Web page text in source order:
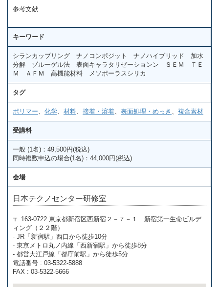
参考文献
キーワード
シランカップリング ナノコンポジット ナノハイブリッド 加水
分解 ゾルーゲル法 表面キャラタリゼーションン ＳＥＭ ＴＥ
Ｍ ＡＦＭ 高機能材料 メソポーラスシリカ
タグ
ポリマー 化学 材料 接着・溶着 表面処理・めっき 複合素材
受講料
一般 (1名)：49,500円(税込)
同時複数申込の場合(1名)：44,000円(税込)
会場
日本テクノセンター研修室
〒 163-0722 東京都新宿区西新宿２－７－１ 新宿第一生命ビルデ
ィング（２２階）
- JR「新宿駅」西口から徒歩10分
- 東京メトロ丸ノ内線「西新宿駅」から徒歩8分
- 都営大江戸線「都庁前駅」から徒歩5分
電話番号 : 03-5322-5888
FAX : 03-5322-5666